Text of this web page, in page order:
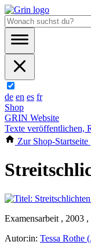
de en es fr
Shop
GRIN Website
Texte veröffentlichen,
Zur Shop-Startseite
Examensarbeit , 2003
Autor:in: Tessa Rothe